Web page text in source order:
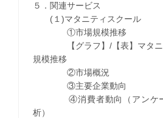
５．関連サービス
(１)マタニティスクール
①市場規模推移
【グラフ】/【表】マタニ
規模推移
②市場概況
③主要企業動向
④消費者動向（アンケー
析）